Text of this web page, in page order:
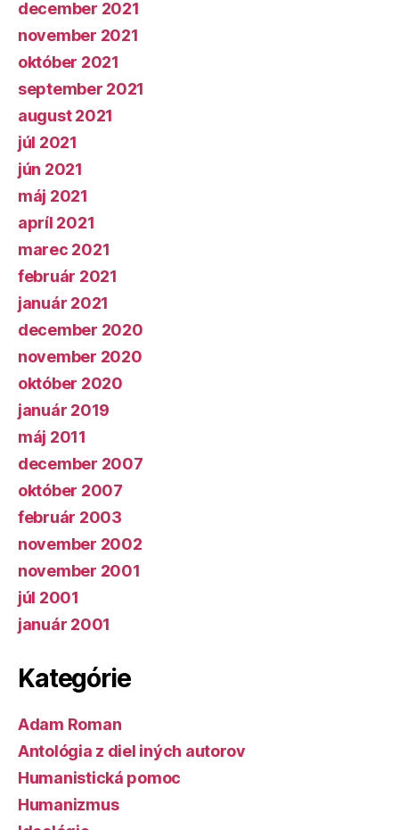
december 2021
november 2021
október 2021
september 2021
august 2021
júl 2021
jún 2021
máj 2021
apríl 2021
marec 2021
február 2021
január 2021
december 2020
november 2020
október 2020
január 2019
máj 2011
december 2007
október 2007
február 2003
november 2002
november 2001
júl 2001
január 2001
Kategórie
Adam Roman
Antológia z diel iných autorov
Humanistická pomoc
Humanizmus